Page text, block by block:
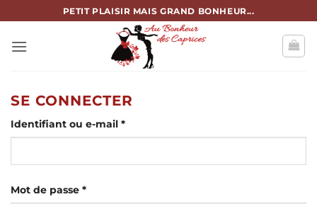
au
contenu
PETIT PLAISIR MAIS GRAND BONHEUR...
SE CONNECTER
Identifiant ou e-mail *Obligatoire
Mot de passe *Obligatoire